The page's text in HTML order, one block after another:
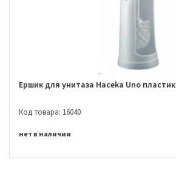
Ершик для унитаза Haceka Uno пластик
Код товара: 16040
нет в наличии